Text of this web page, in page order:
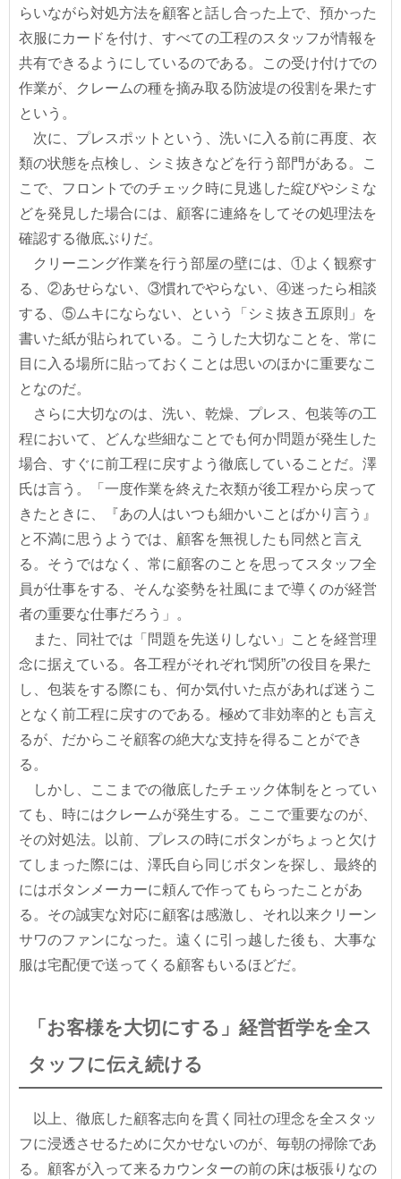
らいながら対処方法を顧客と話し合った上で、預かった
衣服にカードを付け、すべての工程のスタッフが情報を
共有できるようにしているのである。この受け付けでの
作業が、クレームの種を摘み取る防波堤の役割を果たす
という。
次に、プレスポットという、洗いに入る前に再度、衣
類の状態を点検し、シミ抜きなどを行う部門がある。こ
こで、フロントでのチェック時に見逃した綻びやシミな
どを発見した場合には、顧客に連絡をしてその処理法を
確認する徹底ぶりだ。
クリーニング作業を行う部屋の壁には、①よく観察す
る、②あせらない、③慣れでやらない、④迷ったら相談
する、⑤ムキにならない、という「シミ抜き五原則」を
書いた紙が貼られている。こうした大切なことを、常に
目に入る場所に貼っておくことは思いのほかに重要なこ
となのだ。
さらに大切なのは、洗い、乾燥、プレス、包装等の工
程において、どんな些細なことでも何か問題が発生した
場合、すぐに前工程に戻すよう徹底していることだ。澤
氏は言う。「一度作業を終えた衣類が後工程から戻って
きたときに、『あの人はいつも細かいことばかり言う』
と不満に思うようでは、顧客を無視したも同然と言え
る。そうではなく、常に顧客のことを思ってスタッフ全
員が仕事をする、そんな姿勢を社風にまで導くのが経営
者の重要な仕事だろう」。
また、同社では「問題を先送りしない」ことを経営理
念に据えている。各工程がそれぞれ“関所”の役目を果た
し、包装をする際にも、何か気付いた点があれば迷うこ
となく前工程に戻すのである。極めて非効率的とも言え
るが、だからこそ顧客の絶大な支持を得ることができ
る。
しかし、ここまでの徹底したチェック体制をとってい
ても、時にはクレームが発生する。ここで重要なのが、
その対処法。以前、プレスの時にボタンがちょっと欠け
てしまった際には、澤氏自ら同じボタンを探し、最終的
にはボタンメーカーに頼んで作ってもらったことがあ
る。その誠実な対応に顧客は感激し、それ以来クリーン
サワのファンになった。遠くに引っ越した後も、大事な
服は宅配便で送ってくる顧客もいるほどだ。
「お客様を大切にする」経営哲学を全ス
タッフに伝え続ける
以上、徹底した顧客志向を貫く同社の理念を全スタッ
フに浸透させるために欠かせないのが、毎朝の掃除であ
る。顧客が入って来るカウンターの前の床は板張りなの